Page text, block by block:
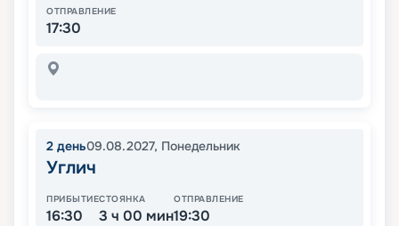
ОТПРАВЛЕНИЕ
17:30
2 день09.08.2027, Понедельник
Углич
ПРИБЫТИЕ
16:30
СТОЯНКА
3 ч 00 мин
ОТПРАВЛЕНИЕ
19:30